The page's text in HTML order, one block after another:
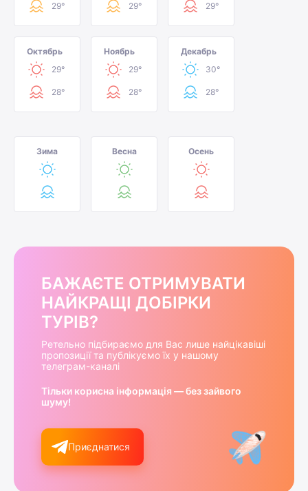
29° 29° 29°
Октябрь
29°
28°
Ноябрь
29°
28°
Декабрь
30°
28°
Зима Весна Осень
БАЖАЄТЕ ОТРИМУВАТИ
НАЙКРАЩІ ДОБІРКИ
ТУРІВ?
Ретельно підбираємо для Вас лише найцікавіші
пропозиції та публікуємо їх у нашому
телеграм-каналі
Тільки корисна інформація — без зайвого
шуму!
Приєднатися